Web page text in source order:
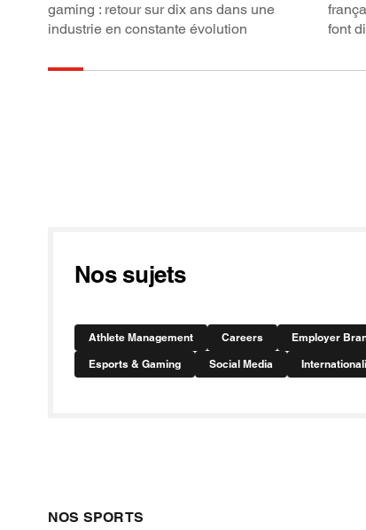
gaming : retour sur dix ans dans une
industrie en constante évolution
font
Nos sujets
Athlete Management Careers Employer
Esports & Gaming
Social Media
NOS SPORTS